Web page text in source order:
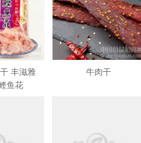
丰滋雅
鱼花
牛肉干